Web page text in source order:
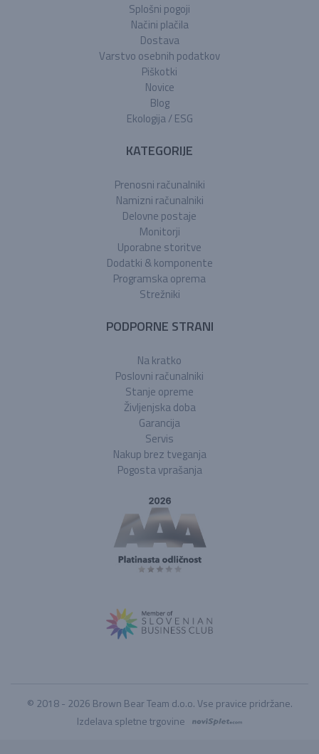
Splošni pogoji
Načini plačila
Dostava
Varstvo osebnih podatkov
Piškotki
Novice
Blog
Ekologija / ESG
KATEGORIJE
Prenosni računalniki
Namizni računalniki
Delovne postaje
Monitorji
Uporabne storitve
Dodatki & komponente
Programska oprema
Strežniki
PODPORNE STRANI
Na kratko
Poslovni računalniki
Stanje opreme
Življenjska doba
Garancija
Servis
Nakup brez tveganja
Pogosta vprašanja
© 2018 - 2026 Brown Bear Team d.o.o. Vse pravice pridržane.
Izdelava spletne trgovine